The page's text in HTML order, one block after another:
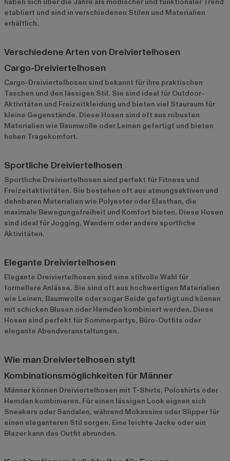
etabliert und sind in verschiedenen Stilen und Materialien
erhältlich.
Verschiedene Arten von Dreiviertelhosen
Cargo-Dreiviertelhosen
Cargo-Dreiviertelhosen sind bekannt für ihre praktischen
Taschen und den lässigen Stil. Sie sind ideal für Outdoor-
Aktivitäten und Freizeitkleidung und bieten viel Stauraum für
kleine Gegenstände. Diese Hosen sind oft aus robusten
Materialien wie Baumwolle oder Leinen gefertigt und bieten
hohen Tragekomfort.
Sportliche Dreiviertelhosen
Sportliche Dreiviertelhosen sind perfekt für Fitness und
Freizeitaktivitäten. Sie bestehen oft aus atmungsaktiven und
dehnbaren Materialien wie Polyester oder Elasthan, die
maximale Bewegungsfreiheit und Komfort bieten. Diese Hosen
sind ideal für Jogging, Wandern oder andere sportliche
Aktivitäten.
Elegante Dreiviertelhosen
Elegante Dreiviertelhosen sind eine stilvolle Wahl für
formellere Anlässe. Sie sind oft aus hochwertigen Materialien
wie Leinen, Baumwolle oder sogar Seide gefertigt und können
mit schicken Blusen oder Hemden kombiniert werden. Diese
Hosen sind perfekt für Sommerpartys, Büro-Outfits oder
elegante Abendveranstaltungen.
Wie man Dreiviertelhosen stylt
Kombinationsmöglichkeiten für Männer
Männer können Dreiviertelhosen mit T-Shirts, Poloshirts oder
Hemden kombinieren. Für einen lässigen Look eignen sich
Sneakers oder Sandalen, während Mokassins oder Slipper für
einen eleganteren Stil sorgen. Eine leichte Jacke oder ein
Blazer kann das Outfit abrunden.